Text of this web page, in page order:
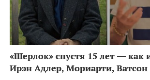
«Шерлок» спустя 15 лет — как
Ирэн Адлер, Мориарти, Ватсон